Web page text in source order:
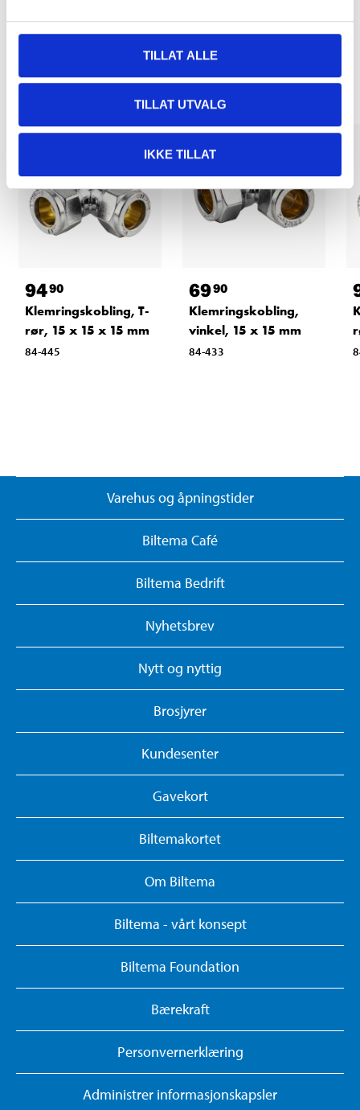
TILLAT ALLE
TILLAT UTVALG
IKKE TILLAT
Relaterte produkter
9490
Klemringskobling, T-
rør, 15 x 15 x 15 mm
84-445
6990
Klemringskobling,
vinkel, 15 x 15 mm
84-433
Varehus og åpningstider
Biltema Café
Biltema Bedrift
Nyhetsbrev
Nytt og nyttig
Brosjyrer
Kundesenter
Gavekort
Biltemakortet
Om Biltema
Biltema - vårt konsept
Biltema Foundation
Bærekraft
Personvernerklæring
Administrer informasjonskapsler